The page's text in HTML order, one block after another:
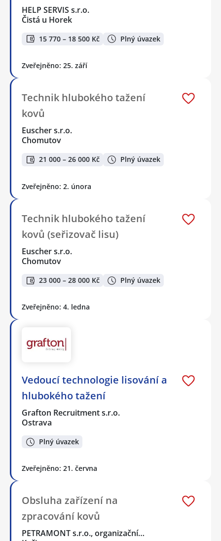
HELP SERVIS s.r.o.
Čistá u Horek
15 770 – 18 500 Kč Plný úvazek
Zveřejněno: 25. září
Technik hlubokého tažení
kovů
Euscher s.r.o.
Chomutov
21 000 – 26 000 Kč Plný úvazek
Zveřejněno: 2. února
Technik hlubokého tažení
kovů (seřizovač lisu)
Euscher s.r.o.
Chomutov
23 000 – 28 000 Kč Plný úvazek
Zveřejněno: 4. ledna
Vedoucí technologie lisování a
hlubokého tažení
Grafton Recruitment s.r.o.
Ostrava
Plný úvazek
Zveřejněno: 21. června
Obsluha zařízení na
zpracování kovů
PETRAMONT s.r.o., organizační…